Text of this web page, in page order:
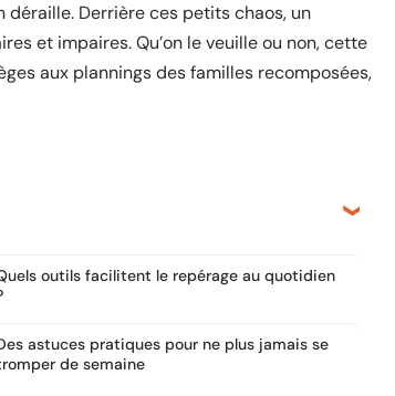
Derrière ces petits chaos, un
et impaires. Qu’on le veuille ou non, cette
aux plannings des familles recomposées,
outils facilitent le repérage au quotidien
astuces pratiques pour ne plus jamais se
de semaine